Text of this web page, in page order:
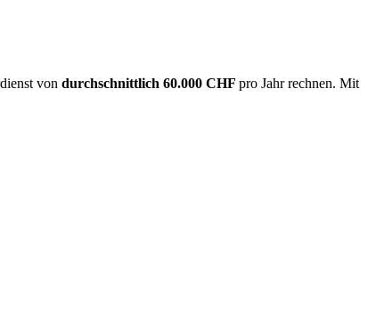
von durchschnittlich 60.000 CHF pro Jahr rechnen. Mit